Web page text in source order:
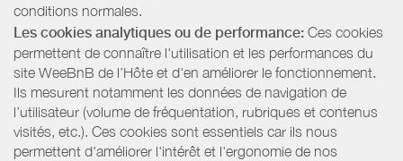
conditions normales.
Les cookies analytiques ou de performance: Ces cookies
permettent de connaître l'utilisation et les performances du
site WeeBnB de l’Hôte et d'en améliorer le fonctionnement.
Ils mesurent notamment les données de navigation de
l’utilisateur (volume de fréquentation, rubriques et contenus
visités, etc.). Ces cookies sont essentiels car ils nous
permettent d'améliorer l'intérêt et l'ergonomie de nos